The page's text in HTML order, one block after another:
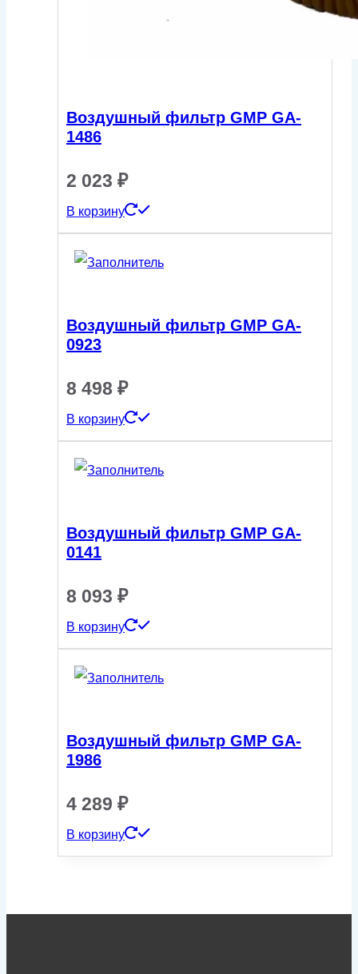
Воздушный фильтр GMP GA-
1486
2 023 ₽
В корзину
Воздушный фильтр GMP GA-
0923
8 498 ₽
В корзину
Воздушный фильтр GMP GA-
0141
8 093 ₽
В корзину
Воздушный фильтр GMP GA-
1986
4 289 ₽
В корзину